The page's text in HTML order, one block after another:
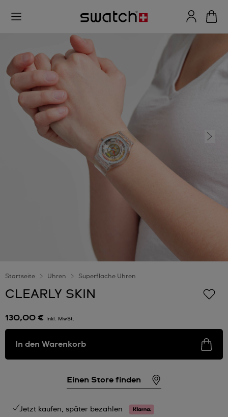
Startseite Uhren Superflache Uhren
CLEARLY SKIN
130,00 € Inkl. MwSt.
In den Warenkorb
Einen Store finden
Jetzt kaufen, später bezahlen